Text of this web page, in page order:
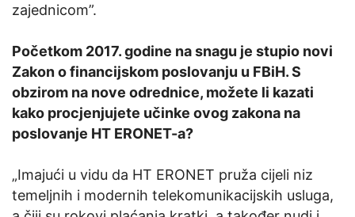
zajednicom”.
Početkom 2017. godine na snagu je stupio novi
Zakon o financijskom poslovanju u FBiH. S
obzirom na nove odrednice, možete li kazati
kako procjenjujete učinke ovog zakona na
poslovanje HT ERONET-a?
„Imajući u vidu da HT ERONET pruža cijeli niz
temeljnih i modernih telekomunikacijskih usluga,